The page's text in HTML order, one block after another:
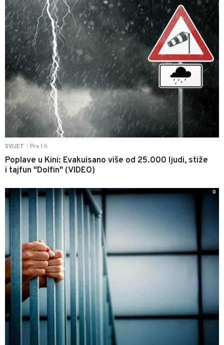
SVIJET Pre 1 h
Poplave u Kini: Evakuisano više od 25.000 ljudi, stiže
i tajfun "Dolfin" (VIDEO)
0